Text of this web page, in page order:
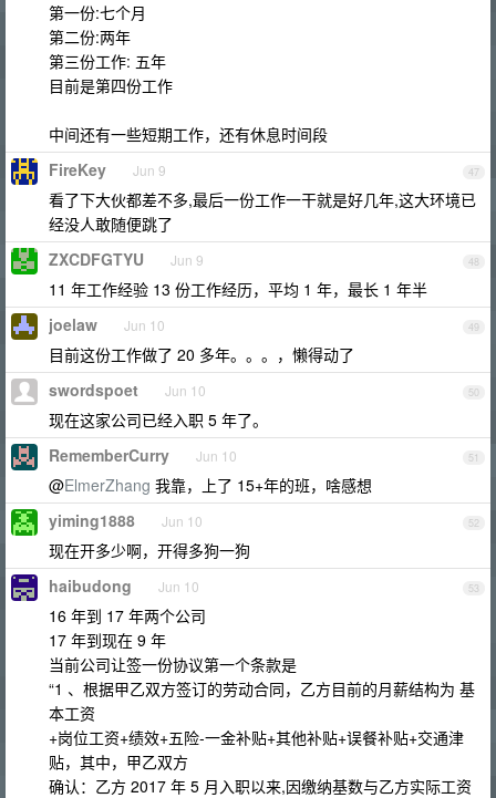
第一份:七个月
第二份:两年
第三份工作: 五年
目前是第四份工作
中间还有一些短期工作，还有休息时间段
47
FireKey Jun 9
看了下大伙都差不多,最后一份工作一干就是好几年,这大环境已
经没人敢随便跳了
48
ZXCDFGTYU Jun 9
11 年工作经验 13 份工作经历，平均 1 年，最长 1 年半
49
joelaw Jun 10
目前这份工作做了 20 多年。。。，懒得动了
50
swordspoet Jun 10
现在这家公司已经入职 5 年了。
51
RememberCurry Jun 10
@ElmerZhang 我靠，上了 15+年的班，啥感想
52
yiming1888 Jun 10
现在开多少啊，开得多狗一狗
53
haibudong Jun 10
16 年到 17 年两个公司
17 年到现在 9 年
当前公司让签一份协议第一个条款是
“1 、根据甲乙双方签订的劳动合同，乙方目前的月薪结构为 基
本工资
+岗位工资+绩效+五险-一金补贴+其他补贴+误餐补贴+交通津
贴，其中，甲乙双方
确认：乙方 2017 年 5 月入职以来,因缴纳基数与乙方实际工资